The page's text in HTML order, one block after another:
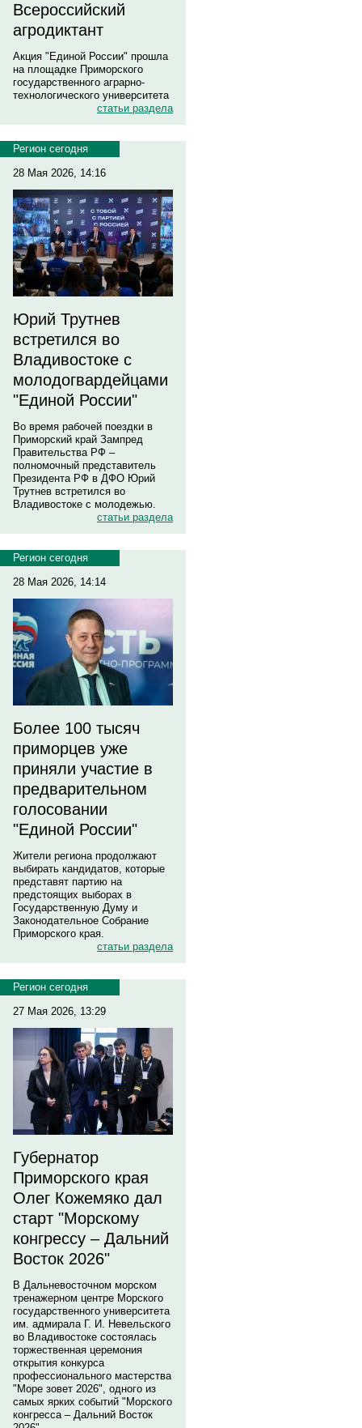
Всероссийский
агродиктант
Акция "Единой России" прошла
на площадке Приморского
государственного аграрно-
технологического университета
статьи раздела
Регион сегодня
28 Мая 2026, 14:16
Юрий Трутнев
встретился во
Владивостоке с
молодогвардейцами
"Единой России"
Во время рабочей поездки в
Приморский край Зампред
Правительства РФ –
полномочный представитель
Президента РФ в ДФО Юрий
Трутнев встретился во
Владивостоке с молодежью.
статьи раздела
Регион сегодня
28 Мая 2026, 14:14
Более 100 тысяч
приморцев уже
приняли участие в
предварительном
голосовании
"Единой России"
Жители региона продолжают
выбирать кандидатов, которые
представят партию на
предстоящих выборах в
Государственную Думу и
Законодательное Собрание
Приморского края.
статьи раздела
Регион сегодня
27 Мая 2026, 13:29
Губернатор
Приморского края
Олег Кожемяко дал
старт "Морскому
конгрессу – Дальний
Восток 2026"
В Дальневосточном морском
тренажерном центре Морского
государственного университета
им. адмирала Г. И. Невельского
во Владивостоке состоялась
торжественная церемония
открытия конкурса
профессионального мастерства
"Море зовет 2026", одного из
самых ярких событий "Морского
конгресса – Дальний Восток